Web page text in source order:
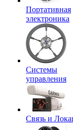
Портативная
электроника
Системы
управления
Связь и